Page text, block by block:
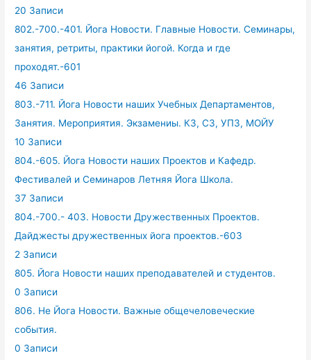
20 Записи
802.-700.-401. Йога Новости. Главные Новости. Семинары,
занятия, ретриты, практики йогой. Когда и где
проходят.-601
46 Записи
803.-711. Йога Новости наших Учебных Департаментов,
Занятия. Мероприятия. Экзамениы. КЗ, СЗ, УПЗ, МОЙУ
10 Записи
804.-605. Йога Новости наших Проектов и Кафедр.
Фестивалей и Семинаров Летняя Йога Школа.
37 Записи
804.-700.- 403. Новости Дружественных Проектов.
Дайджесты дружественных йога проектов.-603
2 Записи
805. Йога Новости наших преподавателей и студентов.
0 Записи
806. Не Йога Новости. Важные общечеловеческие
события.
0 Записи